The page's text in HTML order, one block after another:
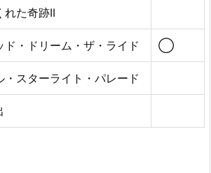
れた奇跡II
ド・ドリーム・ザ・ライド ◯
・スターライト・パレード